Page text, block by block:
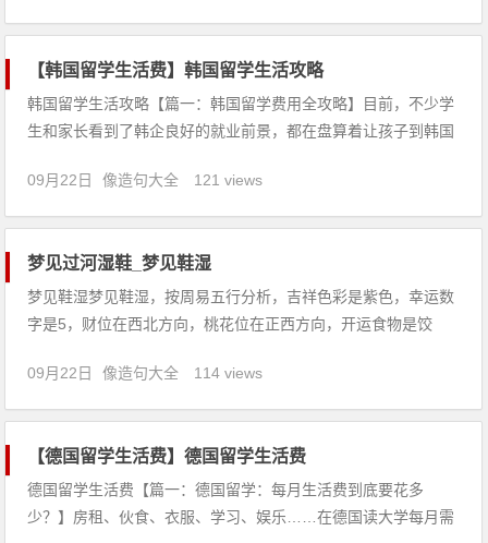
梦见自己加入警察的游行队伍，会遭到逮捕，被判为长期徒刑。
【韩国留学生活费】韩国留学生活攻略
韩国留学生活攻略【篇一：韩国留学费用全攻略】目前，不少学
生和家长看到了韩企良好的就业前景，都在盘算着让孩子到韩国
廉。一般公立大学每学年学费在2万元人民币左右，私立大学为
3-4万元人民币。韩国政府为了吸引留学生，以给学校补助的形
09月22日 像造句大全 121 views
梦见过河湿鞋_梦见鞋湿
梦见鞋湿梦见鞋湿，按周易五行分析，吉祥色彩是紫色，幸运数
字是5，财位在西北方向，桃花位在正西方向，开运食物是饺
明互相了解，即可成婚。2、本命年的人梦见鞋湿，意味着目前
困境要舒解，诸事宜守不可进，慎防小人陷害、盗失、官讼。
09月22日 像造句大全 114 views
【德国留学生活费】德国留学生活费
德国留学生活费【篇一：德国留学：每月生活费到底要花多
少？】房租、伙食、衣服、学习、娱乐……在德国读大学每月需